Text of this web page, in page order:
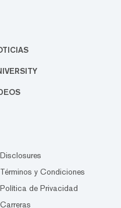
Disclosures
Términos y Condiciones
Política de Privacidad
Carreras